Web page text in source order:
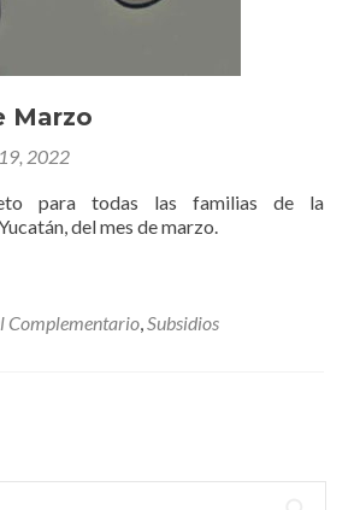
Marzo
2022
para todas las familias de la
del mes de marzo.
Complementario,Subsidios